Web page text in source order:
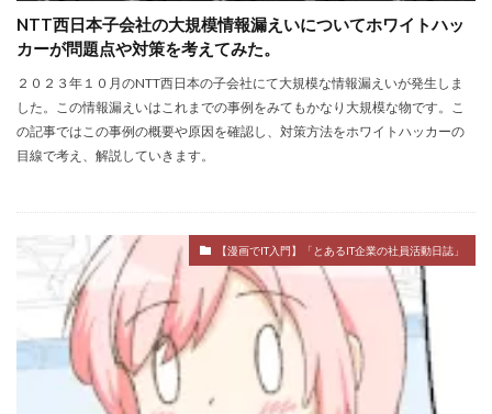
NTT西日本子会社の大規模情報漏えいについてホワイトハッ
カーが問題点や対策を考えてみた。
２０２３年１０月のNTT西日本の子会社にて大規模な情報漏えいが発生しま
した。この情報漏えいはこれまでの事例をみてもかなり大規模な物です。こ
の記事ではこの事例の概要や原因を確認し、対策方法をホワイトハッカーの
目線で考え、解説していきます。
【漫画でIT入門】「とあるIT企業の社員活動日誌」